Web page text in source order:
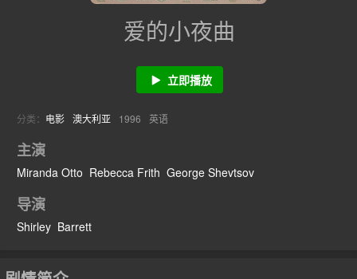
爱的小夜曲
立即播放
分类： 电影 澳大利亚 1996 英语
主演
Miranda Otto Rebecca Frith George Shevtsov
导演
Shirley Barrett